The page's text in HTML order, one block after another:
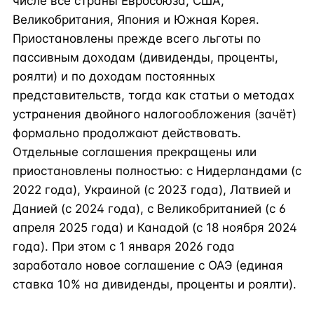
Великобритания, Япония и Южная Корея.
Приостановлены прежде всего льготы по
пассивным доходам (дивиденды, проценты,
роялти) и по доходам постоянных
представительств, тогда как статьи о методах
устранения двойного налогообложения (зачёт)
формально продолжают действовать.
Отдельные соглашения прекращены или
приостановлены полностью: с Нидерландами (с
2022 года), Украиной (с 2023 года), Латвией и
Данией (с 2024 года), с Великобританией (с 6
апреля 2025 года) и Канадой (с 18 ноября 2024
года). При этом с 1 января 2026 года
заработало новое соглашение с ОАЭ (единая
ставка 10% на дивиденды, проценты и роялти).